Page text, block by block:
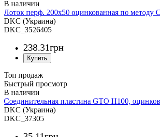
Лоток перф. 200х50 оцинкованная по методу
DKC (Украина)
DKC_3526405
238.31грн
Топ продаж
Быстрый просмотр
Соединительная пластина GTO H100,
DKC (Украина)
DKC_37305